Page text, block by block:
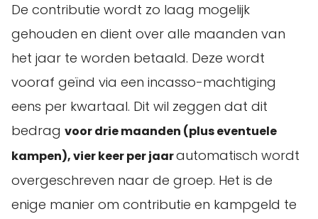
De contributie wordt zo laag mogelijk
gehouden en dient over alle maanden van
het jaar te worden betaald. Deze wordt
vooraf geïnd via een incasso-machtiging
eens per kwartaal. Dit wil zeggen dat dit
bedrag voor drie maanden (plus eventuele
kampen), vier keer per jaarautomatisch wordt
overgeschreven naar de groep. Het is de
enige manier om contributie en kampgeld te